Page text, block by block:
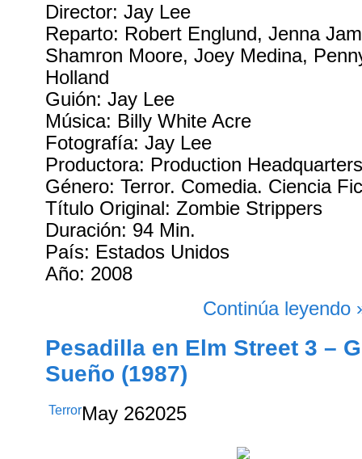
Director: Jay Lee
Reparto: Robert Englund, Jenna
Shamron Moore, Joey Medina,
Holland
Guión: Jay Lee
Música: Billy White Acre
Fotografía: Jay Lee
Productora: Production
Género: Terror. Comedia. Ciencia
Título Original: Zombie Strippers
Duración: 94 Min.
País: Estados Unidos
Año: 2008
Continúa leyendo
Pesadilla en Elm Street 3 –
Sueño (1987)
Terror May 262025